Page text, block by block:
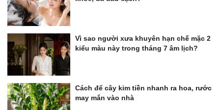
Vì sao người xưa khuyên hạn chế mặc 2
kiểu màu này trong tháng 7 âm lịch?
Cách để cây kim tiền nhanh ra hoa, rước
may mắn vào nhà